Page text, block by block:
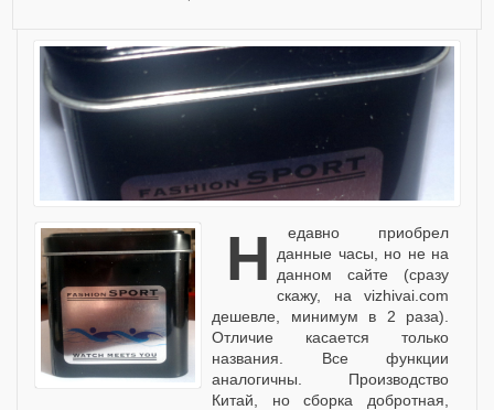
Недавно приобрел
данные часы, но не на
данном сайте (сразу
скажу, на vizhivai.com
дешевле, минимум в 2 раза).
Отличие касается только
названия. Все функции
аналогичны. Производство
Китай, но сборка добротная,